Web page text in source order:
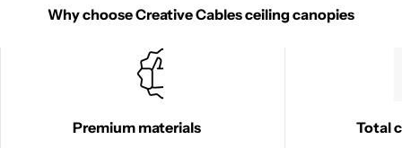
Why choose Creative Cables ceiling canopies
Premium materials Total